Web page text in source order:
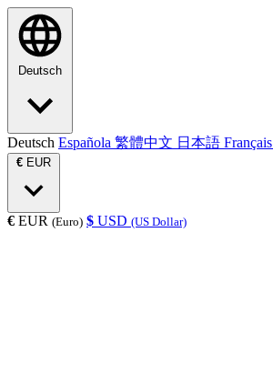
Deutsch
Deutsch Española 繁體中文 日本語 Français
€ EUR
€ EUR (Euro) $ USD (US Dollar)